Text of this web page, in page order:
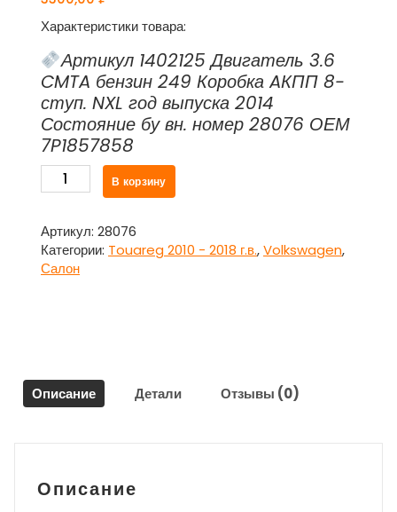
Характеристики товара:
Артикул 1402125 Двигатель 3.6
CMTA бензин 249 Коробка AКПП 8-
ступ. NXL год выпуска 2014
Состояние бу вн. номер 28076 ОЕМ
7P1857858
Количество
товара
внутренняя
обшивки
двери
Туарег
NF
В корзину
Артикул: 28076
Категории: Touareg 2010 - 2018 г.в.,Volkswagen,
Салон
Описание Детали Отзывы (0)
Описание